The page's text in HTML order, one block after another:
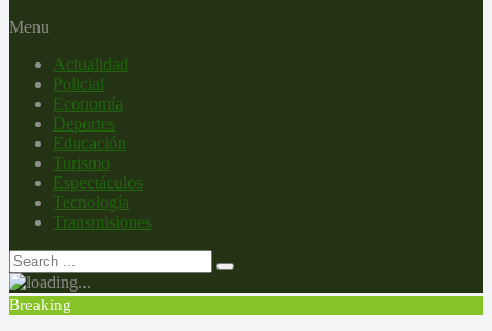
Menu
Actualidad
Policial
Economía
Deportes
Educación
Turismo
Espectáculos
Tecnología
Transmisiones
Breaking